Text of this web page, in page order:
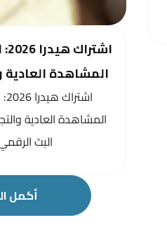
المشاهدة العادية
المشاهدة العادية
البث
أكمل